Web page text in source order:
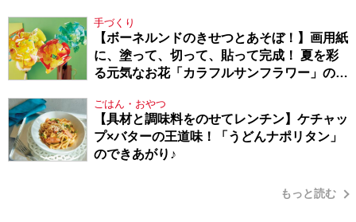
手づくり
【ボーネルンドのきせつとあそぼ！】画用紙
に、塗って、切って、貼って完成！ 夏を彩
る元気なお花「カラフルサンフラワー」の作
ごはん・おやつ
【具材と調味料をのせてレンチン】ケチャッ
プ×バターの王道味！「うどんナポリタン」
のできあがり♪
もっと読む